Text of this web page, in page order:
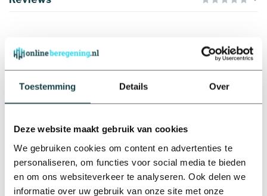
Toestemming Details Over
Deze website maakt gebruik van cookies
We gebruiken cookies om content en advertenties te
personaliseren, om functies voor social media te bieden
en om ons websiteverkeer te analyseren. Ook delen we
informatie over uw gebruik van onze site met onze
Materiaal
RainBird Rainbird
beregeningsinstallatie
beregeningscomputer ESP- €539,25
RainBird Rainbird
beregeningsinstallatie
compleet inclusief
beregeningscomputer ESP- €670,45